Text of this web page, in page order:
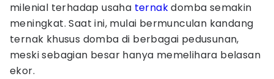
milenial terhadap usaha ternakdomba semakin
meningkat. Saat ini, mulai bermunculan kandang
ternak khusus domba di berbagai pedusunan,
meski sebagian besar hanya memelihara belasan
ekor.